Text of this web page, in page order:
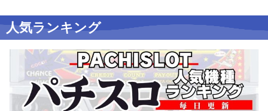
人気ランキング